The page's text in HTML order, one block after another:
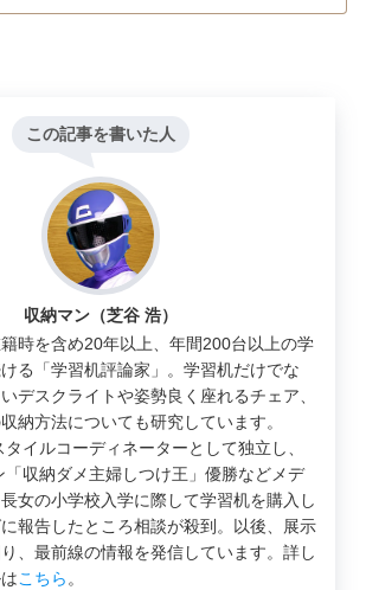
この記事を書いた人
収納マン（芝谷 浩）
時を含め20年以上、年間200台以上の学
る「学習机評論家」。学習机だけでな
デスクライトや姿勢良く座れるチェア、
納方法についても研究しています。
イルコーディネーターとして独立し、
「収納ダメ主婦しつけ王」優勝などメデ
女の小学校入学に際して学習机を購入し
報告したところ相談が殺到。以後、展示
、最前線の情報を発信しています。詳し
こちら 。